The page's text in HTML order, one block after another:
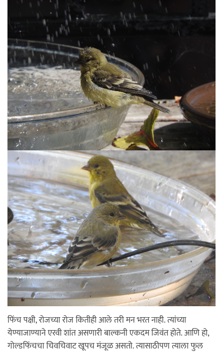
फिंच पक्षी, रोजच्या रोज कितीही आले तरी मन भरत नाही. त्यांच्या
येण्याजाण्याने एरवी शांत असणारी बाल्कनी एकदम जिवंत होते. आणि हो,
गोल्डफिंचचा चिवचिवाट खूपच मंजूळ असतो. त्यासाठीपण त्याला फुल